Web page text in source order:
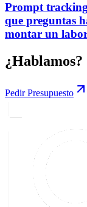
Prompt
que preguntas
montar un
¿Hablamos?
Pedir Presupuesto